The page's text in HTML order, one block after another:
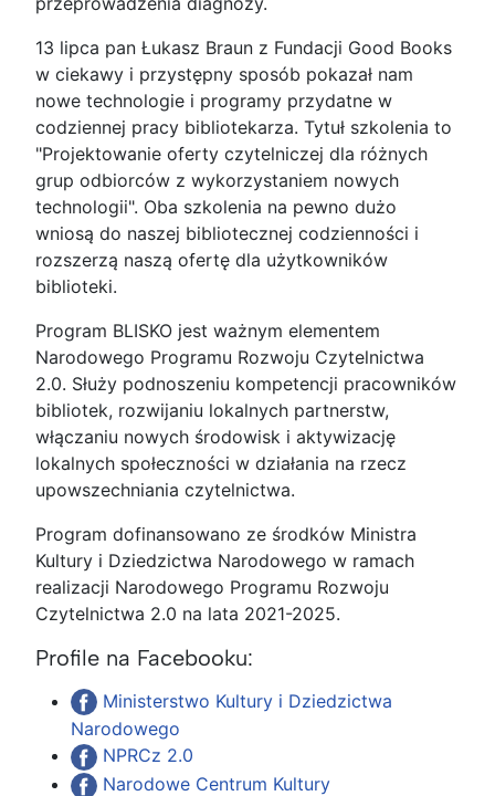
13 lipca pan Łukasz Braun z Fundacji Good Books
w ciekawy i przystępny sposób pokazał nam
nowe technologie i programy przydatne w
codziennej pracy bibliotekarza. Tytuł szkolenia to
"Projektowanie oferty czytelniczej dla różnych
grup odbiorców z wykorzystaniem nowych
technologii". Oba szkolenia na pewno dużo
wniosą do naszej bibliotecznej codzienności i
rozszerzą naszą ofertę dla użytkowników
biblioteki.
Program BLISKO jest ważnym elementem
Narodowego Programu Rozwoju Czytelnictwa
2.0. Służy podnoszeniu kompetencji pracowników
bibliotek, rozwijaniu lokalnych partnerstw,
włączaniu nowych środowisk i aktywizację
lokalnych społeczności w działania na rzecz
upowszechniania czytelnictwa.
Program dofinansowano ze środków Ministra
Kultury i Dziedzictwa Narodowego w ramach
realizacji Narodowego Programu Rozwoju
Czytelnictwa 2.0 na lata 2021-2025.
Profile na Facebooku:
Ministerstwo Kultury i Dziedzictwa
Narodowego
NPRCz 2.0
Narodowe Centrum Kultury